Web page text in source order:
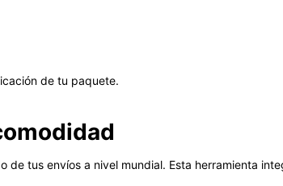
de tu paquete.
tus envíos a nivel mundial. Esta herramienta